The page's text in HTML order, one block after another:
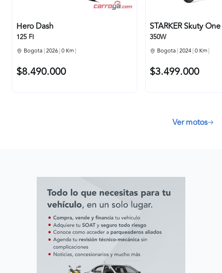
Hero Dash
125 FI
Bogota 2026 0 Km
$8.490.000
STARKER Skuty One
350W
Bogota 2024 0 Km
$3.499.000
Ver motos